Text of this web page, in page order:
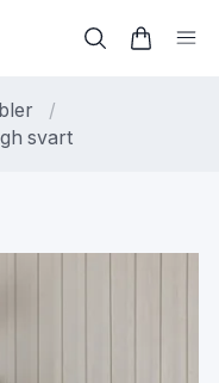
/
svart